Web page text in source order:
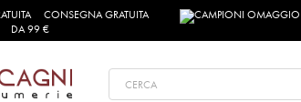
CONSEGNA GRATUITA
DA 99 €